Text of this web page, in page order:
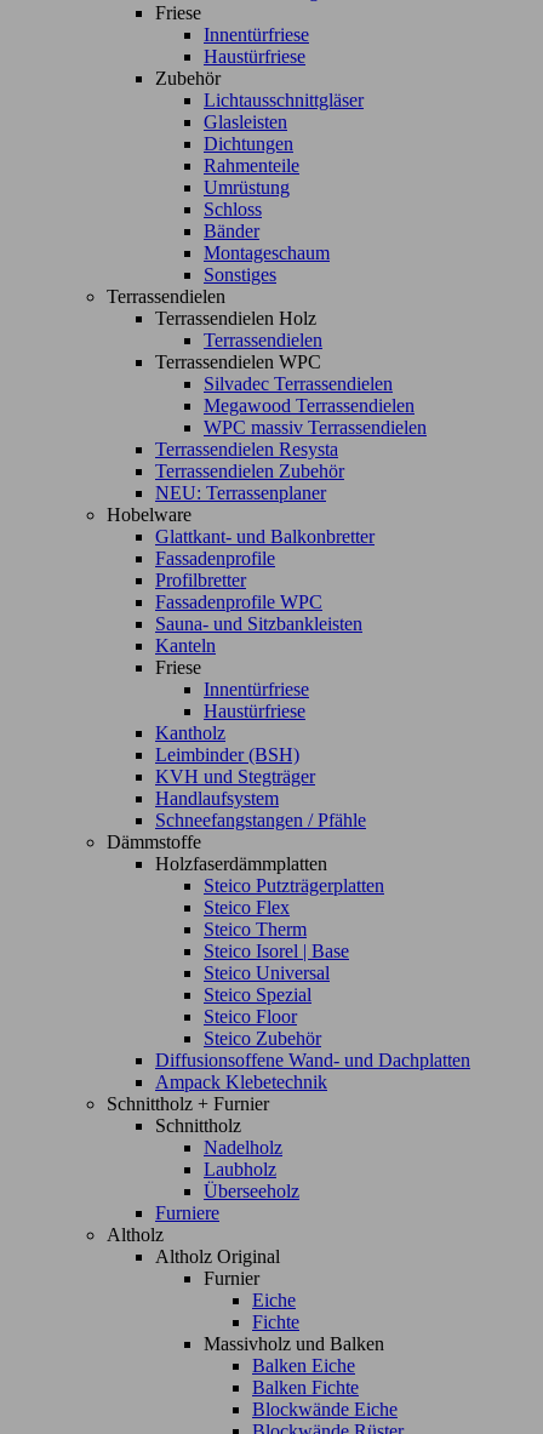
Friese
Innentürfriese
Haustürfriese
Zubehör
Lichtausschnittgläser
Glasleisten
Dichtungen
Rahmenteile
Umrüstung
Schloss
Bänder
Montageschaum
Sonstiges
Terrassendielen
Terrassendielen Holz
Terrassendielen
Terrassendielen WPC
Silvadec Terrassendielen
Megawood Terrassendielen
WPC massiv Terrassendielen
Terrassendielen Resysta
Terrassendielen Zubehör
NEU: Terrassenplaner
Hobelware
Glattkant- und Balkonbretter
Fassadenprofile
Profilbretter
Fassadenprofile WPC
Sauna- und Sitzbankleisten
Kanteln
Friese
Innentürfriese
Haustürfriese
Kantholz
Leimbinder (BSH)
KVH und Stegträger
Handlaufsystem
Schneefangstangen / Pfähle
Dämmstoffe
Holzfaserdämmplatten
Steico Putzträgerplatten
Steico Flex
Steico Therm
Steico Isorel | Base
Steico Universal
Steico Spezial
Steico Floor
Steico Zubehör
Diffusionsoffene Wand- und Dachplatten
Ampack Klebetechnik
Schnittholz + Furnier
Schnittholz
Nadelholz
Laubholz
Überseeholz
Furniere
Altholz
Altholz Original
Furnier
Eiche
Fichte
Massivholz und Balken
Balken Eiche
Balken Fichte
Blockwände Eiche